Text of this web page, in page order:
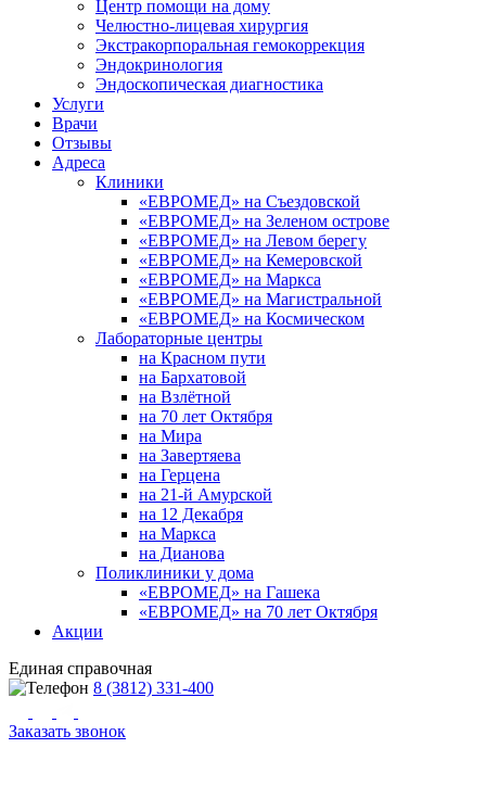
Центр помощи на дому
Челюстно-лицевая хирургия
Экстракорпоральная гемокоррекция
Эндокринология
Эндоскопическая диагностика
Услуги
Врачи
Отзывы
Адреса
Клиники
«ЕВРОМЕД» на Съездовской
«ЕВРОМЕД» на Зеленом острове
«ЕВРОМЕД» на Левом берегу
«ЕВРОМЕД» на Кемеровской
«ЕВРОМЕД» на Маркса
«ЕВРОМЕД» на Магистральной
«ЕВРОМЕД» на Космическом
Лабораторные центры
на Красном пути
на Бархатовой
на Взлётной
на 70 лет Октября
на Мира
на Завертяева
на Герцена
на 21-й Амурской
на 12 Декабря
на Маркса
на Дианова
Поликлиники у дома
«ЕВРОМЕД» на Гашека
«ЕВРОМЕД» на 70 лет Октября
Акции
Единая справочная
8 (3812) 331-400
Заказать звонок